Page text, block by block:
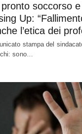
soccorso
Up:
l’etica dei
stampa del
sono…